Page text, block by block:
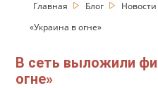
Главная Блог Новости
«Украина в огне»
В сеть выложили
огне»